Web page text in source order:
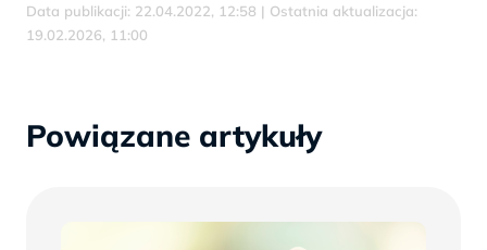
Data publikacji: 22.04.2022, 12:58 | Ostatnia aktualizacja:
19.02.2026, 11:00
Powiązane artykuły